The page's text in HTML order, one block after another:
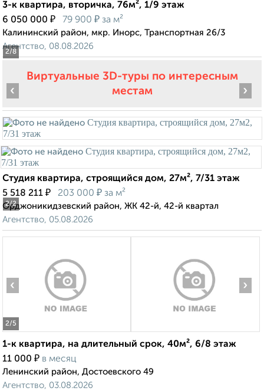
2/8
3-к квартира, вторичка, 76м², 1/9 этаж
6 050 000 ₽ 79 900 ₽ за м²
Калининский район, мкр. Инорс, Транспортная 26/3
Агентство, 08.08.2026
Виртуальные 3D-туры по интересным
местам
2/2
‹ ›
Студия квартира, строящийся дом, 27м², 7/31 этаж
5 518 211 ₽ 203 000 ₽ за м²
Орджоникидзевский район, ЖК 42-й, 42-й квартал
Агентство, 05.08.2026
2/5
‹ ›
1-к квартира, на длительный срок, 40м², 6/8 этаж
11 000 ₽ в месяц
Ленинский район, Достоевского 49
Агентство, 03.08.2026